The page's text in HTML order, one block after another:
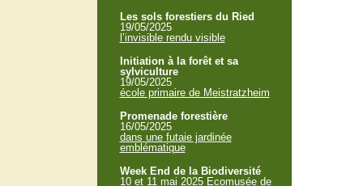
Les sols forestiers du Ried
19/05/2025
l’invisible rendu visible
Initiation à la forêt et sa
sylviculture
19/05/2025
école primaire de Meistratzheim
Promenade forestière
16/05/2025
dans une futaie jardinée
emblématique
Week End de la Biodiversité
10 et 11 mai 2025 Ecomusée de